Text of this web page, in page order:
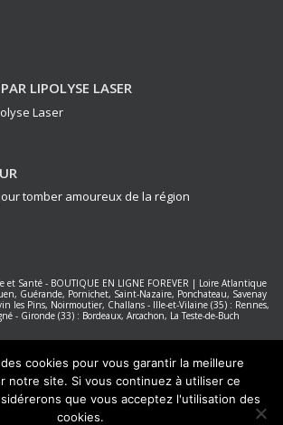
LIPOLYSE LASER
tomber amoureux de la région
et Santé - BOUTIQUE EN LIGNE FOREVER | Loire Atlantique
Guérande, Pornichet, Saint-Nazaire, Ponchateau, Savenay
les Pins, Noirmoutier, Challans - Ille-et-Vilaine (35) : Rennes,
- Gironde (33) : Bordeaux, Arcachon, La Teste-de-Buch
cookies pour vous garantir la meilleure
notre site. Si vous continuez à utiliser ce
que vous acceptez l'utilisation des
cookies.